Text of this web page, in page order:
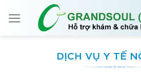
DỊCH VỤ Y TẾ